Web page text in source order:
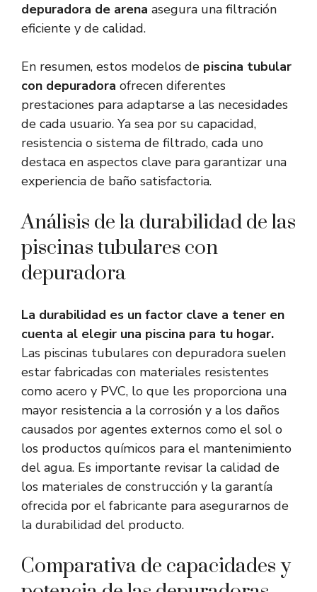
depuradora de arena asegura una filtración
eficiente y de calidad.
En resumen, estos modelos de piscina tubular
con depuradora ofrecen diferentes
prestaciones para adaptarse a las necesidades
de cada usuario. Ya sea por su capacidad,
resistencia o sistema de filtrado, cada uno
destaca en aspectos clave para garantizar una
experiencia de baño satisfactoria.
Análisis de la durabilidad de las
piscinas tubulares con
depuradora
La durabilidad es un factor clave a tener en
cuenta al elegir una piscina para tu hogar.
Las piscinas tubulares con depuradora suelen
estar fabricadas con materiales resistentes
como acero y PVC, lo que les proporciona una
mayor resistencia a la corrosión y a los daños
causados por agentes externos como el sol o
los productos químicos para el mantenimiento
del agua. Es importante revisar la calidad de
los materiales de construcción y la garantía
ofrecida por el fabricante para asegurarnos de
la durabilidad del producto.
Comparativa de capacidades y